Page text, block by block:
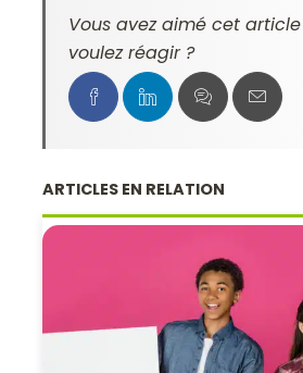
Vous avez aimé cet
voulez réagir ?
ARTICLES EN RELATION